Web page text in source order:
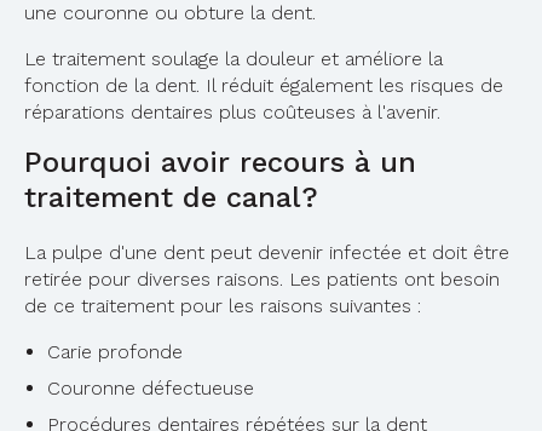
une couronne ou obture la dent.
Le traitement soulage la douleur et améliore la
fonction de la dent. Il réduit également les risques de
réparations dentaires plus coûteuses à l'avenir.
Pourquoi avoir recours à un
traitement de canal?
La pulpe d'une dent peut devenir infectée et doit être
retirée pour diverses raisons. Les patients ont besoin
de ce traitement pour les raisons suivantes :
Carie profonde
Couronne défectueuse
Procédures dentaires répétées sur la dent